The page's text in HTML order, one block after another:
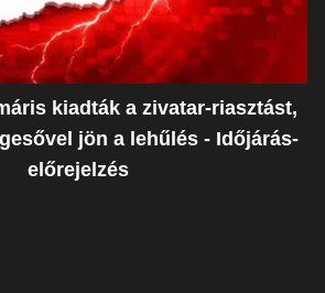
kiadták a zivatar-riasztást,
jön a lehűlés - Időjárás-
előrejelzés